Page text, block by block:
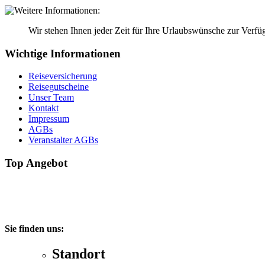
Wir stehen Ihnen jeder Zeit für Ihre Urlaubswünsche zur
Wichtige Informationen
Reiseversicherung
Reisegutscheine
Unser Team
Kontakt
Impressum
AGBs
Veranstalter AGBs
Top Angebot
Sie finden uns:
Standort